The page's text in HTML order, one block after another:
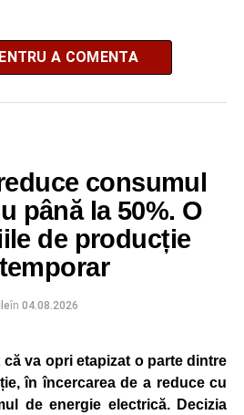
A COMENTA
consumul
până la 50%. O
de producție
în 04.08.2026
va opri etapizat o parte dintre
în încercarea de a reduce cu
de energie electrică. Decizia